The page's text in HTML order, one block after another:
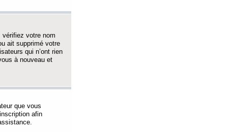
votre nom
ait supprimé votre
qui n’ont rien
à nouveau et
que vous
afin